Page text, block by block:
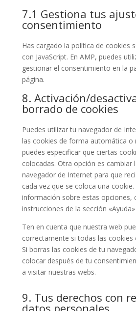
7.1 Gestiona tus
consentimiento
Has cargado la política de cookies
con JavaScript. En AMP, puedes
gestionar el consentimiento en la
página.
8. Activación/
borrado de cookies
Puedes utilizar tu navegador de
las cookies de forma automática o
puedes especificar que ciertas
colocadas. Otra opción es cambiar
navegador de Internet para que
cada vez que se coloca una
información sobre estas opciones,
instrucciones de la sección
Ten en cuenta que nuestra web
correctamente si todas las cookies
Si borras las cookies de tu
colocar después de tu
a visitar nuestras webs.
9. Tus derechos con
datos personales